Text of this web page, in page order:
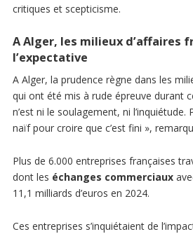
critiques et scepticisme.
A Alger, les milieux d’affaires
l’expectative
A Alger, la prudence règne dans les
qui ont été mis à rude épreuve durant
n’est ni le soulagement, ni l’inquiétude.
naïf pour croire que c’est fini »,
Plus de 6.000 entreprises françaises
dont les échanges commerciaux
11,1 milliards d’euros en 2024.
Ces entreprises s’inquiétaient de